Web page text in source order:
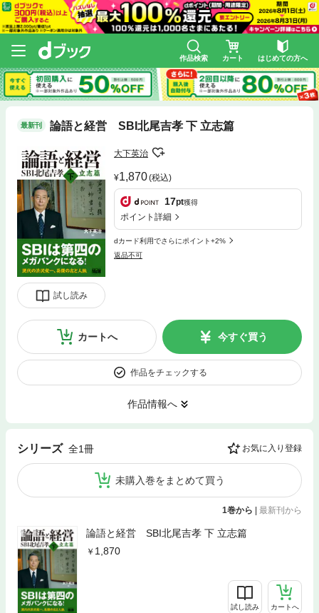
作品検索 カート はじめての方へ
最新刊 論語と経営 SBI北尾吉孝 下 立志篇
試し読み
大下英治
1,870(税込)
17pt獲得
ポイント詳細
dカード利用でさらにポイント+2%
返品不可
カートへ 今すぐ買う
作品をチェックする
作品情報へ
シリーズ 全1冊 お気に入り登録
未購入巻をまとめて買う
1巻から | 最新刊から
論語と経営 SBI北尾吉孝 下 立志篇
1,870
試し読み カートへ